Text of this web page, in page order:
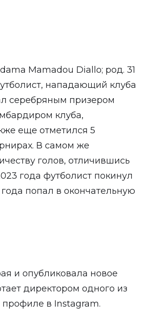
Mamadou Diallo; род. 31
нападающий клуба
серебряным призером
клуба,
еще отметился 5
В самом же
голов, отличившись
года футболист покинул
попал в окончательную
и опубликовала новое
директором одного из
профиле в Instagram.